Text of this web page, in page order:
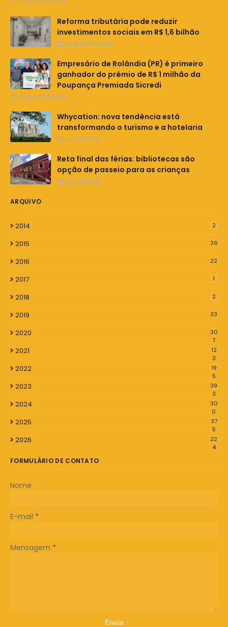
Reforma tributária pode reduzir
investimentos sociais em R$ 1,6 bilhão
August 05,2026
Empresário de Rolândia (PR) é primeiro
ganhador do prêmio de R$ 1 milhão da
Poupança Premiada Sicredi
August 04,2026
Whycation: nova tendência está
transformando o turismo e a hotelaria
July 31,2026
Reta final das férias: bibliotecas são
opção de passeio para as crianças
July 31,2026
ARQUIVO
2014 2
2015 26
2016 22
2017 1
2018 2
2019 33
2020
30
7
2021
12
3
2022
19
5
2023
39
3
2024
30
0
2025
37
5
2026
22
4
FORMULÁRIO DE CONTATO
Nome
E-mail *
Mensagem *